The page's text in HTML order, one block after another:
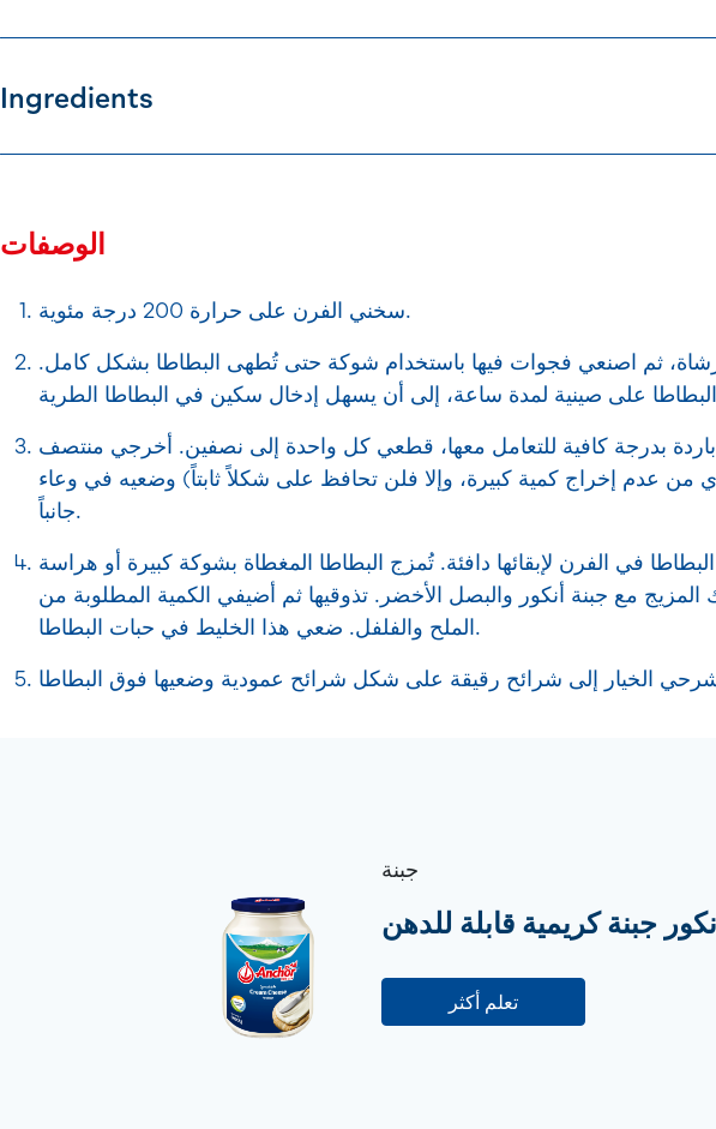
Ingredients
الوصفات
سخني الفرن على حرارة 200 درجة مئوية.
ثم اصنعي فجوات فيها باستخدام شوكة حتى تُطهى البطاطا بشكل كامل.
باردة بدرجة كافية للتعامل معها، قطعي كل واحدة إلى نصفين. أخرجي منتصف
من عدم إخراج كمية كبيرة، وإلا فلن تحافظ على شكلاً ثابتاً) وضعيه في وعاء
جانباً.
في الفرن لإبقائها دافئة. تُمزج البطاطا المغطاة بشوكة كبيرة أو هراسة
المزيج مع جبنة أنكور والبصل الأخضر. تذوقيها ثم أضيفي الكمية المطلوبة من
الملح والفلفل. ضعي هذا الخليط في حبات البطاطا.
جبنة
جبنة كريمية قابلة للدهن
تعلم أكثر